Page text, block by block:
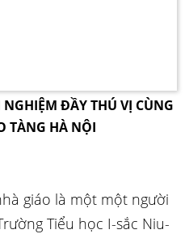
ĐẦY THÚ VỊ CÙNG
TÀNG HÀ NỘI
giáo là một một người
Tiểu học I-sắc Niu-